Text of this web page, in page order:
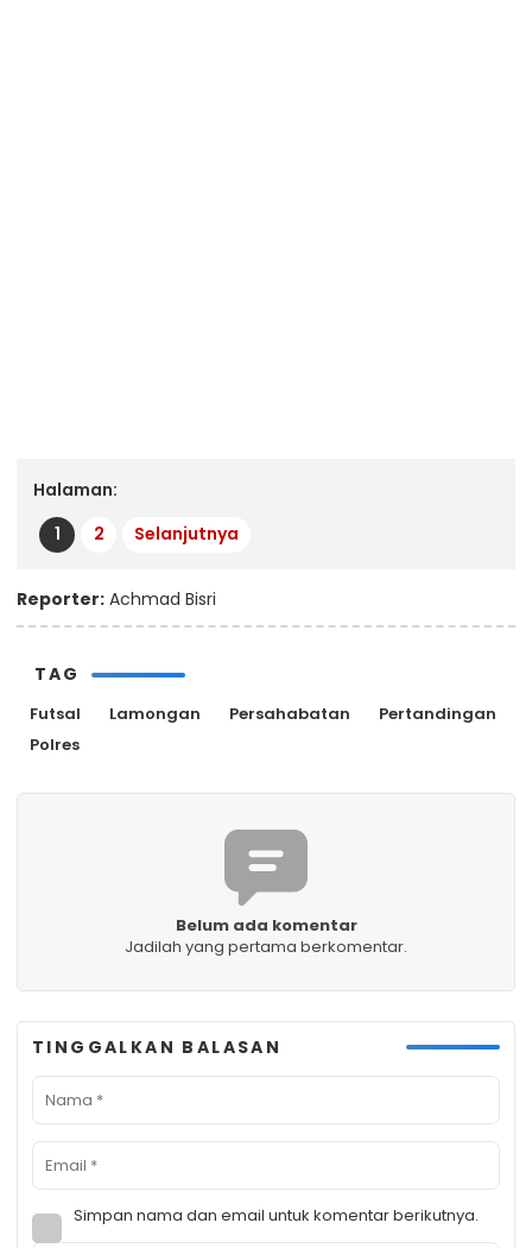
Halaman:
1
2 Selanjutnya
Reporter: Achmad Bisri
TAG
Futsal Lamongan Persahabatan
Pertandingan
Polres
Belum ada komentar
Jadilah yang pertama berkomentar.
TINGGALKAN BALASAN
Simpan nama dan email untuk komentar berikutnya.